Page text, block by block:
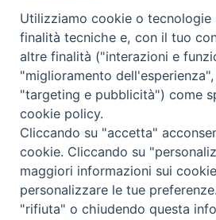
Torna il Campo Missionario
DIOCESI DI FANO FOSSOMBRONE
118 - 61032 FANO
Tel. 0721 803737 o 826044 | Cod.
Note legali|
Utilizziamo cookie o tecnologie
finalità tecniche e, con il tuo
altre finalità ("interazioni e
"miglioramento
"targeting e pubblicità") come
cookie policy.
Cliccando su "accetta"
cookie. Cliccando su
maggiori informazioni sui
personalizzare le tue
"rifiuta" o chiudendo questa